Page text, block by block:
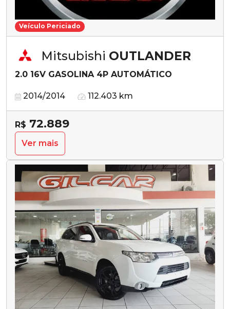
Veículo Periciado
Mitsubishi OUTLANDER
2.0 16V GASOLINA 4P AUTOMÁTICO
2014/2014 112.403 km
R$ 72.889
Ver mais